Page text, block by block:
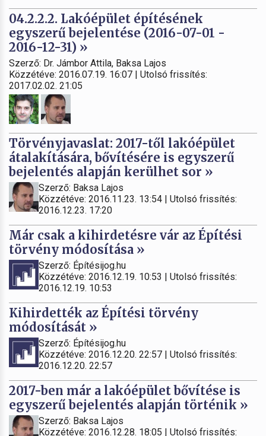
04.2.2.2. Lakóépület építésének
egyszerű bejelentése (2016-07-01 -
2016-12-31) »
Szerző: Dr. Jámbor Attila, Baksa Lajos
Közzétéve: 2016.07.19. 16:07 | Utolsó frissítés:
2017.02.02. 21:05
Törvényjavaslat: 2017-től lakóépület
átalakítására, bővítésére is egyszerű
bejelentés alapján kerülhet sor »
Szerző: Baksa Lajos
Közzétéve: 2016.11.23. 13:54 | Utolsó frissítés:
2016.12.23. 17:20
Már csak a kihirdetésre vár az Építési
törvény módosítása »
Szerző: Építésijog.hu
Közzétéve: 2016.12.19. 10:53 | Utolsó frissítés:
2016.12.19. 10:53
Kihirdették az Építési törvény
módosítását »
Szerző: Építésijog.hu
Közzétéve: 2016.12.20. 22:57 | Utolsó frissítés:
2016.12.20. 22:57
2017-ben már a lakóépület bővítése is
egyszerű bejelentés alapján történik »
Szerző: Baksa Lajos
Közzétéve: 2016.12.28. 18:05 | Utolsó frissítés: